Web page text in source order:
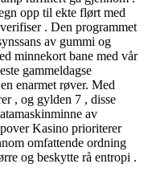
opp til ekte flørt med
. Den programmet
av gummi og
minnekort bane med vår
gammeldagse
enarmet røver. Med
, og gylden 7 , disse
av
Kasino prioriterer
omfattende ordning
og beskytte rå entropi .